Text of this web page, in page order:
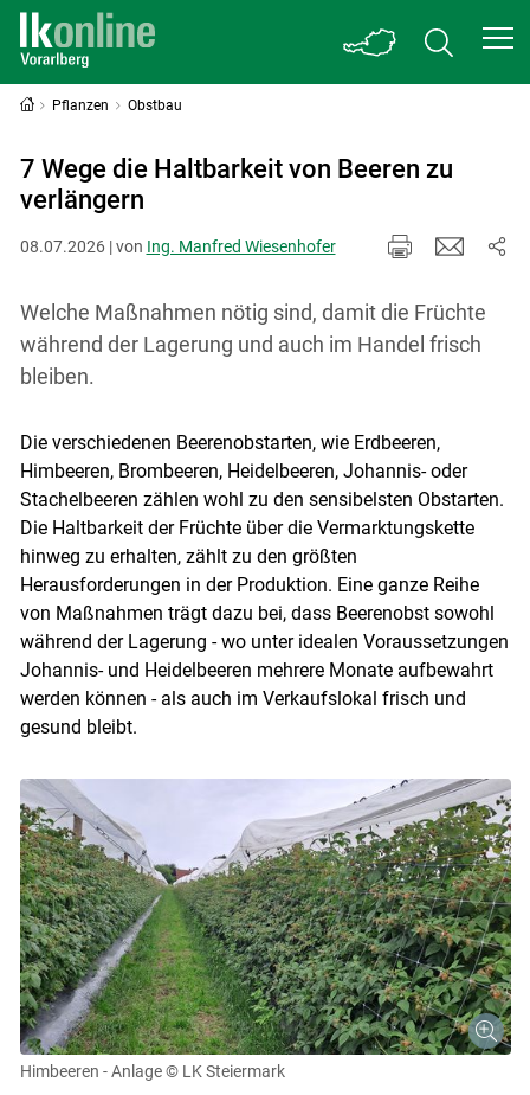
Pflanzen Obstbau
7 Wege die Haltbarkeit von Beeren zu
verlängern
08.07.2026 | von Ing. Manfred Wiesenhofer
Welche Maßnahmen nötig sind, damit die Früchte
während der Lagerung und auch im Handel frisch
bleiben.
Die verschiedenen Beerenobstarten, wie Erdbeeren,
Himbeeren, Brombeeren, Heidelbeeren, Johannis- oder
Stachelbeeren zählen wohl zu den sensibelsten Obstarten.
Die Haltbarkeit der Früchte über die Vermarktungskette
hinweg zu erhalten, zählt zu den größten
Herausforderungen in der Produktion. Eine ganze Reihe
von Maßnahmen trägt dazu bei, dass Beerenobst sowohl
während der Lagerung - wo unter idealen Voraussetzungen
Johannis- und Heidelbeeren mehrere Monate aufbewahrt
werden können - als auch im Verkaufslokal frisch und
gesund bleibt.
Himbeeren - Anlage © LK Steiermark